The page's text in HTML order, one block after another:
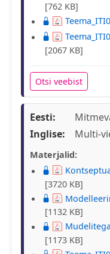
[762 KB]
[2067 KB]
Otsi veebist
Eesti:
Inglise:
Multi-
Materjalid:
[3720 KB]
[1132 KB]
[1173 KB]